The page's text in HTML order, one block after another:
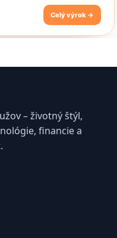
– životný štýl,
financie a